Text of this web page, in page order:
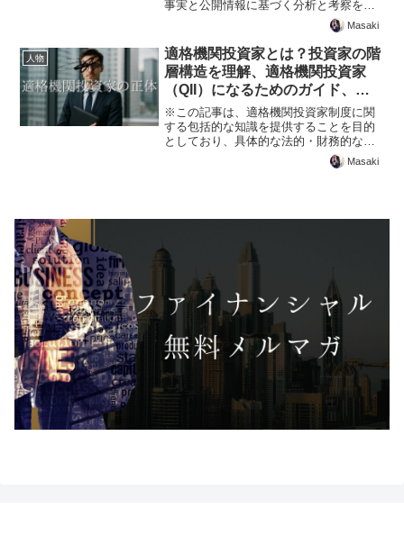
投じるオープン・ソサエティ財
事実と公開情報に基づく分析と考察を提
供するものです。Masakiです。「イング
ランド銀行を潰した男」、「稀代の慈善
家」、そして「世界を裏で操る陰謀の主
役」。一人の人間に...
Masaki
人物
適格機関投資家とは？投資家の階
層構造を理解、適格機関投資家
（QII）になるためのガイド、プ
ロ向けファンドの特例、日米のプ
ロ投資家制度の比較分析
※この記事は、適格機関投資家制度に関
する包括的な知識を提供することを目的
としており、具体的な法的・財務的な判
断を下すための助言に代わるものではあ
りません。はじめに：金融規制の核心
Masaki